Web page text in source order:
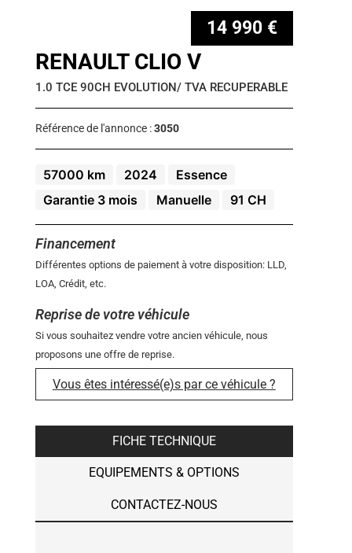
14 990 €
RENAULT CLIO V
1.0 TCE 90CH EVOLUTION/ TVA RECUPERABLE
Référence de l'annonce :3050
57000 km 2024
Essence
Garantie 3 mois
Manuelle 91 CH
Financement
Différentes options de paiement à votre disposition: LLD,
LOA, Crédit, etc.
Reprise de votre véhicule
Si vous souhaitez vendre votre ancien véhicule, nous
proposons une offre de reprise.
Vous êtes intéressé(e)s par ce véhicule ?
FICHE TECHNIQUE
EQUIPEMENTS & OPTIONS
CONTACTEZ-NOUS